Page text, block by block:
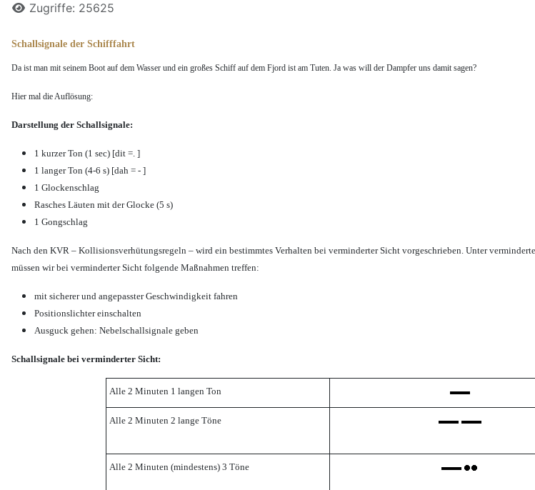
Zugriffe: 25625
Schallsignale der Schifffahrt
Da ist man mit seinem Boot auf dem Wasser und ein großes Schiff auf dem Fjord ist am Tuten. Ja was will der Dampfer uns damit sagen?
Hier mal die Auflösung:
Darstellung der Schallsignale:
1 kurzer Ton (1 sec) [dit =. ]
1 langer Ton (4-6 s) [dah = - ]
1 Glockenschlag
Rasches Läuten mit der Glocke (5 s)
1 Gongschlag
Nach den KVR – Kollisionsverhütungsregeln – wird ein bestimmtes Verhalten bei verminderter Sicht vorgeschrieben. Unter
müssen wir bei verminderter Sicht folgende Maßnahmen treffen:
mit sicherer und angepasster Geschwindigkeit fahren
Positionslichter einschalten
Ausguck gehen: Nebelschallsignale geben
Schallsignale bei verminderter Sicht:
Alle 2 Minuten 1 langen Ton
Alle 2 Minuten 2 lange Töne
Alle 2 Minuten (mindestens) 3 Töne